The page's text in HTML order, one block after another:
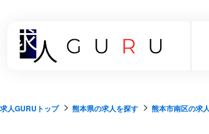
求人GURUトップ 熊本県の求人を探す 熊本市南区の求